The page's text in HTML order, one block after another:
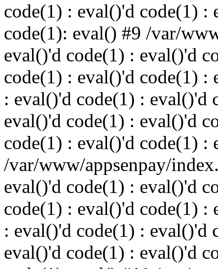
code(1) : eval()'d code(1) :
code(1): eval() #9 /var/
eval()'d code(1) : eval()'d
code(1) : eval()'d code(1) :
: eval()'d code(1) : eval()'d
eval()'d code(1) : eval()'d
code(1) : eval()'d code(1) :
/var/www/appsenpay/
eval()'d code(1) : eval()'d
code(1) : eval()'d code(1) :
: eval()'d code(1) : eval()'d
eval()'d code(1) : eval()'d